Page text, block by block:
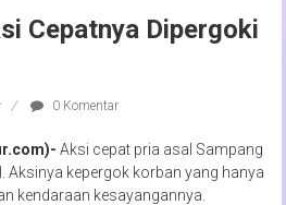
Cepatnya Dipergoki
0 Komentar
Aksi cepat pria asal Sampang
Aksinya kepergok korban yang hanya
kendaraan kesayangannya.